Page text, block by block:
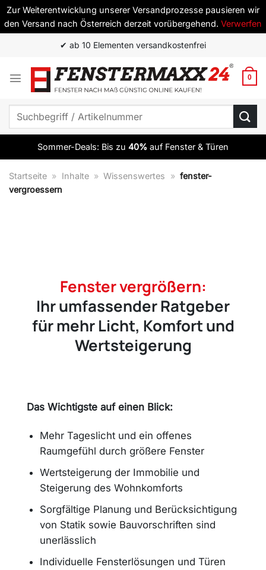
Zur Weiterentwicklung unserer Versandprozesse pausieren wir
den Versand nach Österreich derzeit vorübergehend. Verwerfen
springen
✔ ab 10 Elementen versandkostenfrei
0
Suchen
Sommer-Deals: Bis zu 40% auf Fenster & Türen
Startseite » Inhalte » Wissenswertes » fenster-
vergroessern
Fenster vergrößern:
Ihr umfassender Ratgeber
für mehr Licht, Komfort und
Wertsteigerung
Das Wichtigste auf einen Blick:
Mehr Tageslicht und ein offenes
Raumgefühl durch größere Fenster
Wertsteigerung der Immobilie und
Steigerung des Wohnkomforts
Sorgfältige Planung und Berücksichtigung
von Statik sowie Bauvorschriften sind
unerlässlich
Individuelle Fensterlösungen und Türen